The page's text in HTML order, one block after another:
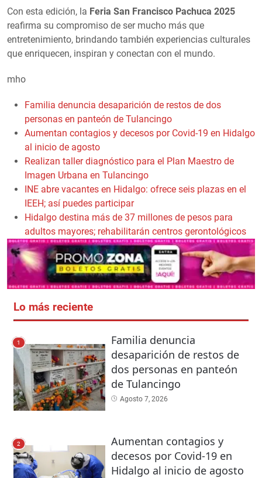
Con esta edición, la Feria San Francisco Pachuca 2025
reafirma su compromiso de ser mucho más que
entretenimiento, brindando también experiencias culturales
que enriquecen, inspiran y conectan con el mundo.
mho
Familia denuncia desaparición de restos de dos
personas en panteón de Tulancingo
Aumentan contagios y decesos por Covid-19 en Hidalgo
al inicio de agosto
Realizan taller diagnóstico para el Plan Maestro de
Imagen Urbana en Tulancingo
INE abre vacantes en Hidalgo: ofrece seis plazas en el
IEEH; así puedes participar
Hidalgo destina más de 37 millones de pesos para
adultos mayores; rehabilitarán centros gerontológicos
Lo más reciente
1
Familia denuncia
desaparición de restos de
dos personas en panteón
de Tulancingo
Agosto 7, 2026
2
Aumentan contagios y
decesos por Covid-19 en
Hidalgo al inicio de agosto